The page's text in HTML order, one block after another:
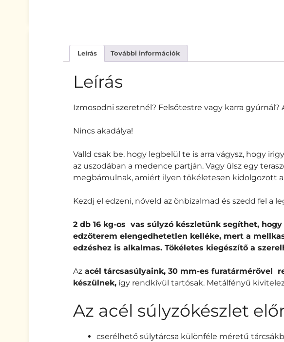
Leírás További információk
Leírás
Izmosodni szeretnél? Felsőtestre vagy karra
Nincs akadálya!
Valld csak be, hogy legbelül te is arra vágysz, hogy
az uszodában a medence partján. Vagy ülsz egy
megbámulnak, amiért ilyen tökéletesen kidolgozott
Kezdj el edzeni, növeld az önbizalmad és szedd fel a
2 db 16 kg-os vas súlyzó készletünk segíthet,
edzőterem elengedhetetlen kelléke, mert a
edzéshez is alkalmas. Tökéletes kiegészítő a
Az acél tárcsasúlyaink, 30 mm-es furatármérővel
készülnek, így rendkívül tartósak. Metálfényű
Az acél súlyzókészlet
cserélhető súlytárcsa különféle méretű